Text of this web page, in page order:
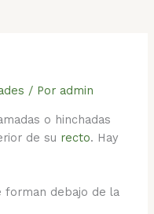
/ Por admin
o hinchadas
de su recto. Hay
forman debajo de la